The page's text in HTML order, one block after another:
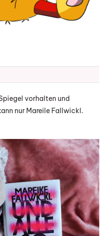
vorhalten und
nur Mareile Fallwickl.